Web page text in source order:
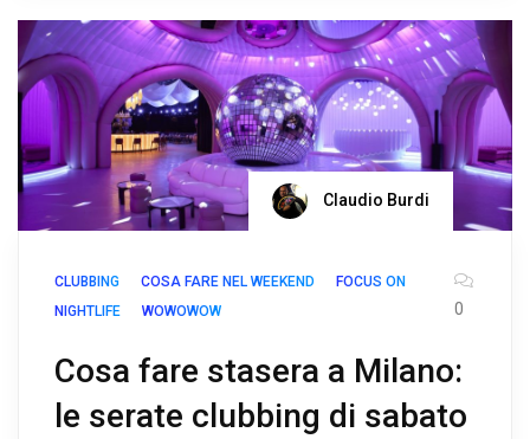
Claudio Burdi
CLUBBING COSA FARE NEL WEEKEND
FOCUS ON
NIGHTLIFE
WOWOWOW 0
Cosa fare stasera a Milano:
le serate clubbing di sabato